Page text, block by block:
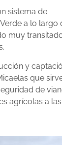
sistema de
a lo largo
muy
y
que
de
agrícolas a